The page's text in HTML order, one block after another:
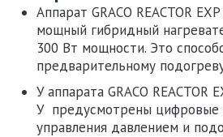
Аппарат GRACO REACTOR
мощный гибридный
300 Вт мощности. Это
предварительному
Уаппарата GRACO REACTOR
У предусмотрены цифровые
управления давлением и